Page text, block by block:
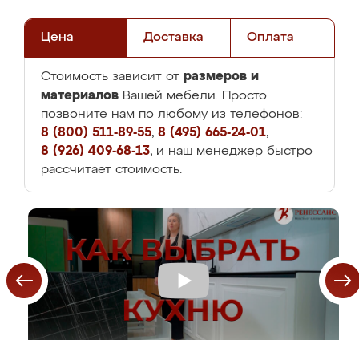
Цена Доставка Оплата
Стоимость зависит от размеров и
материалов Вашей мебели. Просто
позвоните нам по любому из телефонов:
8 (800) 511-89-55, 8 (495) 665-24-01,
8 (926) 409-68-13, и наш менеджер быстро
рассчитает стоимость.